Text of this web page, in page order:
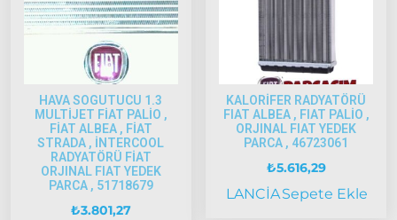
Palio
2002-
Palio
Model
ve Üstü
Scudo
1995-2013
Siena
HAVA SOGUTUCU 1.3
MULTİJET FİAT PALİO ,
FİAT ALBEA , FİAT
STRADA , İNTERCOOL
RADYATÖRÜ FİAT
ORJINAL FIAT YEDEK
PARCA , 51718679
₺3.801,27
KALORİFER RADYATÖRÜ
FIAT ALBEA , FIAT PALİO ,
ORJINAL FIAT YEDEK
PARCA , 46723061
₺5.616,29
LANCİASepete Ekle